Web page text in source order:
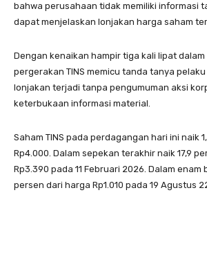
bahwa perusahaan tidak memiliki informasi
dapat menjelaskan lonjakan harga saham
Dengan kenaikan hampir tiga kali lipat dalam
pergerakan TINS memicu tanda tanya
lonjakan terjadi tanpa pengumuman aksi
keterbukaan informasi material.
Saham TINS pada perdagangan hari ini naik
Rp4.000. Dalam sepekan terakhir naik 17,9
Rp3.390 pada 11 Februari 2026. Dalam
persen dari harga Rp1.010 pada 19 Agustus